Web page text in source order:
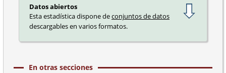
Datos abiertos
Esta estadística dispone deconjuntos de datos
descargables en varios formatos.
En otras secciones